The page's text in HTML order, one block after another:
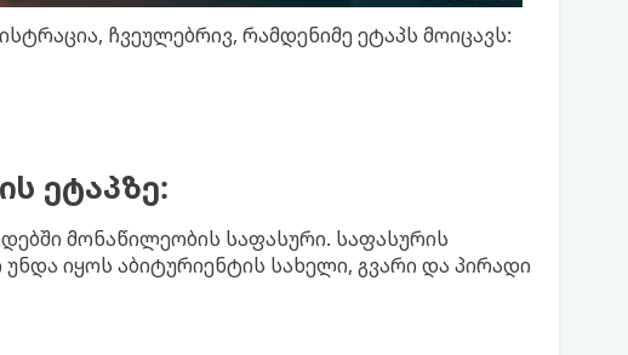
ჩვეულებრივ, რამდენიმე ეტაპს მოიცავს:
ეტაპზე:
მონაწილეობის საფასური. საფასურის
იყოს აბიტურიენტის სახელი, გვარი და პირადი